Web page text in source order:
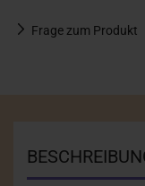
Frage zum Produkt